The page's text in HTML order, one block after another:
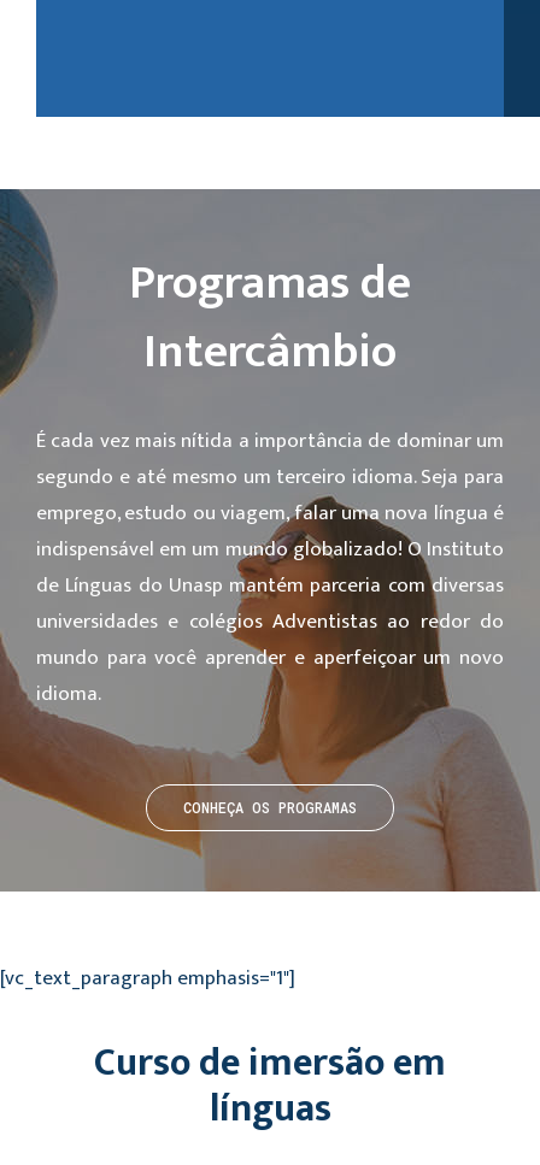
Programas de
Intercâmbio
É cada vez mais nítida a importância de dominar um
segundo e até mesmo um terceiro idioma. Seja para
emprego, estudo ou viagem, falar uma nova língua é
indispensável em um mundo globalizado! O Instituto
de Línguas do Unasp mantém parceria com diversas
universidades e colégios Adventistas ao redor do
mundo para você aprender e aperfeiçoar um novo
idioma.
CONHEÇA OS PROGRAMAS
[vc_text_paragraph emphasis="1"]
Curso de imersão em
línguas